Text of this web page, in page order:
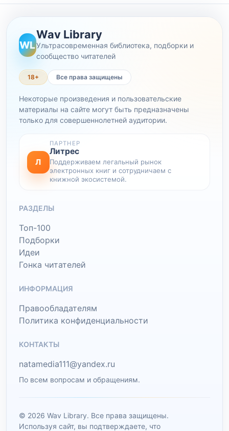
WL
Wav Library
Ультрасовременная библиотека, подборки и
сообщество читателей
18+ Все права защищены
Некоторые произведения и пользовательские
материалы на сайте могут быть предназначены
только для совершеннолетней аудитории.
Л
ПАРТНЕР
Литрес
Поддерживаем легальный рынок
электронных книг и сотрудничаем с
книжной экосистемой.
РАЗДЕЛЫ
Топ-100
Подборки
Идеи
Гонка читателей
ИНФОРМАЦИЯ
Правообладателям
Политика конфиденциальности
КОНТАКТЫ
natamedia111@yandex.ru
По всем вопросам и обращениям.
© 2026 Wav Library. Все права защищены.
Используя сайт, вы подтверждаете, что